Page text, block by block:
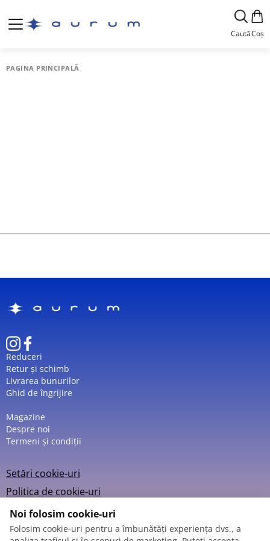
CautăCoș
PAGINA PRINCIPALĂ
Reduceri
Retur și schimb
Livrarea bunurilor
Ghid de îngrijire
Magazine
Despre noi
Termeni și condiții
Setări cookie-uri
Politica de cookie-uri
Noi folosim cookie-uri
Folosim cookie-uri pentru a îmbunătăți experiența dvs., a